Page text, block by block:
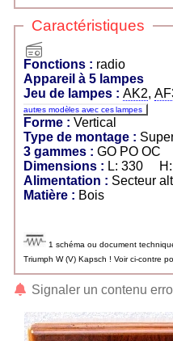
Caractéristiques
Fonctions : radio
Appareil à 5 lampes
Jeu de lampes : AK2,
autres modèles avec ces lampes
Forme : Vertical
Type de montage :
3 gammes :
GO PO OC
Dimensions : L: 330 H:
Alimentation : Secteur
Matière : Bois
1 schéma ou document
Triumph W (V) Kapsch ! Voir ci-contre
Signaler un contenu